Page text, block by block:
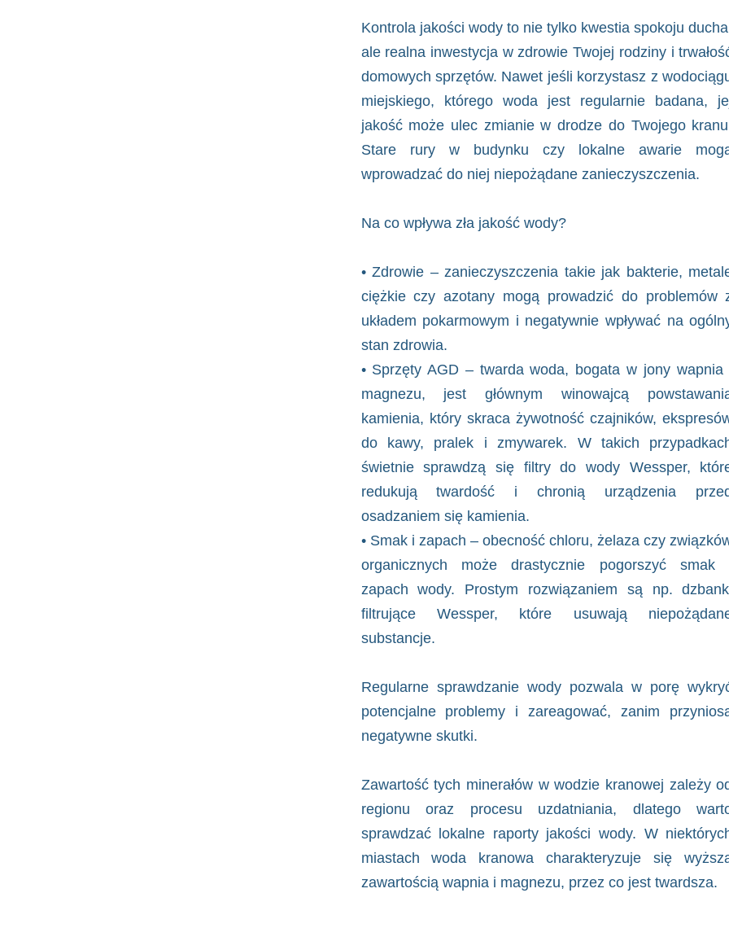
Kontrola jakości wody to nie tylko kwestia spokoju
ale realna inwestycja w zdrowie Twojej rodziny i
domowych sprzętów. Nawet jeśli korzystasz z
miejskiego, którego woda jest regularnie badana,
jakość może ulec zmianie w drodze do Twojego
Stare rury w budynku czy lokalne awarie
wprowadzać do niej niepożądane zanieczyszczenia.
Na co wpływa zła jakość wody?
• Zdrowie – zanieczyszczenia takie jak bakterie,
ciężkie czy azotany mogą prowadzić do problemów
układem pokarmowym i negatywnie wpływać na
stan zdrowia.
• Sprzęty AGD – twarda woda, bogata w jony wapnia
magnezu, jest głównym winowajcą
kamienia, który skraca żywotność czajników,
do kawy, pralek i zmywarek. W takich
świetnie sprawdzą się filtry do wody Wessper,
redukują twardość i chronią urządzenia
osadzaniem się kamienia.
• Smak i zapach – obecność chloru, żelaza czy
organicznych może drastycznie pogorszyć smak
zapach wody. Prostym rozwiązaniem są np.
filtrujące Wessper, które usuwają
substancje.
Regularne sprawdzanie wody pozwala w porę
potencjalne problemy i zareagować, zanim
negatywne skutki.
Zawartość tych minerałów w wodzie kranowej zależy
regionu oraz procesu uzdatniania, dlatego
sprawdzać lokalne raporty jakości wody. W
miastach woda kranowa charakteryzuje się
zawartością wapnia i magnezu, przez co jest twardsza.